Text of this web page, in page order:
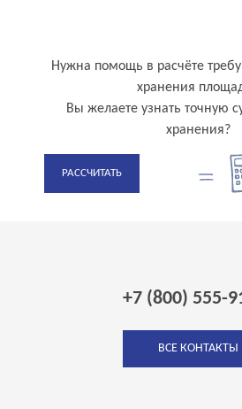
Нужна помощь в расчёте
хранения
Вы желаете узнать точную
хранения?
РАССЧИТАТЬ
+7 (800) 555-
ВСЕ КОНТАКТЫ